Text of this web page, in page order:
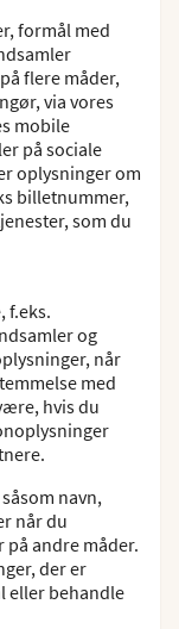
formål med
flere måder,
via vores
mobile
på sociale
oplysninger om
billetnummer,
som du
f.eks.
og
når
med
hvis du
navn,
når du
på andre måder.
der er
eller behandle